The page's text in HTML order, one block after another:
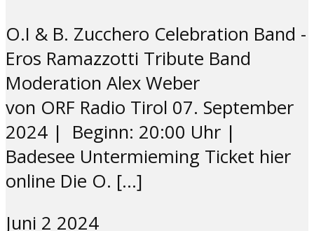
O.I & B. Zucchero Celebration Band -
Eros Ramazzotti Tribute Band
Moderation Alex Weber
von ORF Radio Tirol 07. September
2024 | Beginn: 20:00 Uhr |
Badesee Untermieming Ticket hier
online Die O. […]
Juni 2 2024